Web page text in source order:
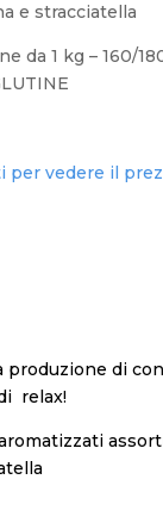
e stracciatella
da 1 kg – 160/
per vedere il
produzione di
relax!